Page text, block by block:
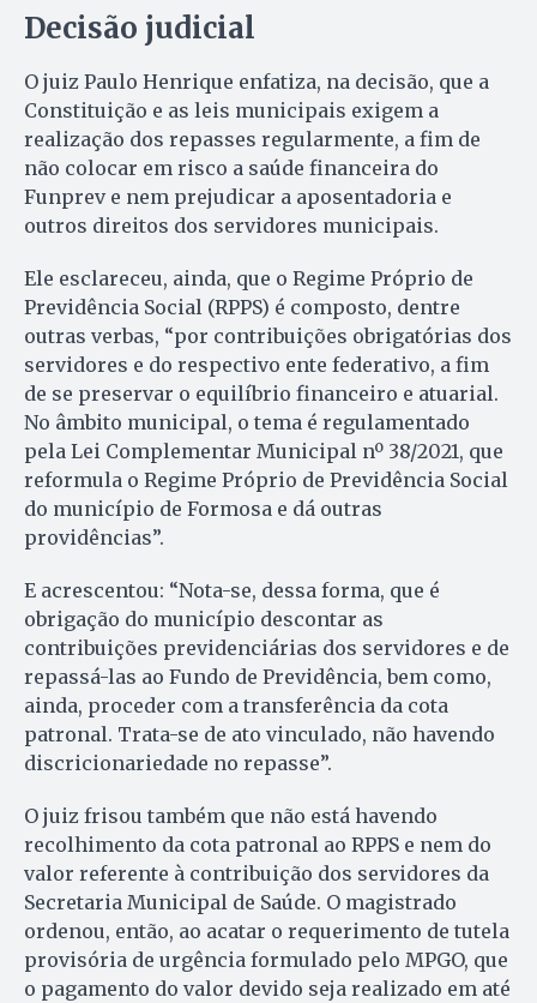
Decisão judicial
O juiz Paulo Henrique enfatiza, na decisão, que a
Constituição e as leis municipais exigem a
realização dos repasses regularmente, a fim de
não colocar em risco a saúde financeira do
Funprev e nem prejudicar a aposentadoria e
outros direitos dos servidores municipais.
Ele esclareceu, ainda, que o Regime Próprio de
Previdência Social (RPPS) é composto, dentre
outras verbas, “por contribuições obrigatórias dos
servidores e do respectivo ente federativo, a fim
de se preservar o equilíbrio financeiro e atuarial.
No âmbito municipal, o tema é regulamentado
pela Lei Complementar Municipal nº 38/2021, que
reformula o Regime Próprio de Previdência Social
do município de Formosa e dá outras
providências”.
E acrescentou: “Nota-se, dessa forma, que é
obrigação do município descontar as
contribuições previdenciárias dos servidores e de
repassá-las ao Fundo de Previdência, bem como,
ainda, proceder com a transferência da cota
patronal. Trata-se de ato vinculado, não havendo
discricionariedade no repasse”.
O juiz frisou também que não está havendo
recolhimento da cota patronal ao RPPS e nem do
valor referente à contribuição dos servidores da
Secretaria Municipal de Saúde. O magistrado
ordenou, então, ao acatar o requerimento de tutela
provisória de urgência formulado pelo MPGO, que
o pagamento do valor devido seja realizado em até